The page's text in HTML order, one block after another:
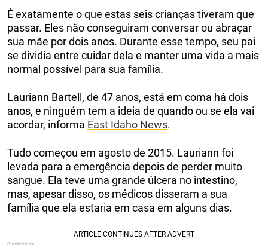
É exatamente o que estas seis crianças tiveram que
passar. Eles não conseguiram conversar ou abraçar
sua mãe por dois anos. Durante esse tempo, seu pai
se dividia entre cuidar dela e manter uma vida a mais
normal possível para sua família.
Lauriann Bartell, de 47 anos, está em coma há dois
anos, e ninguém tem a ideia de quando ou se ela vai
acordar, informa East Idaho News.
Tudo começou em agosto de 2015. Lauriann foi
levada para a emergência depois de perder muito
sangue. Ela teve uma grande úlcera no intestino,
mas, apesar disso, os médicos disseram a sua
família que ela estaria em casa em alguns dias.